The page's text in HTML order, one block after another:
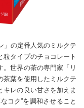
の定番人気のミルクテ
粒タイプのチョコレート
。世界の茶の専門家「リ
茶葉を使用したミルクテ
キレの良い甘さを加えま
コク”を調和させること